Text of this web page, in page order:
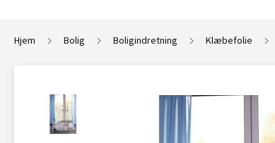
Hjem Bolig Boligindretning Klæbefolie